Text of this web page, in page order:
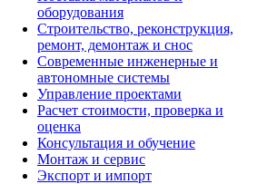
оборудования
Строительство, реконструкция,
ремонт, демонтаж и снос
Современные инженерные и
автономные системы
Управление проектами
Расчет стоимости, проверка и
оценка
Консультация и обучение
Монтаж и сервис
Экспорт и импорт